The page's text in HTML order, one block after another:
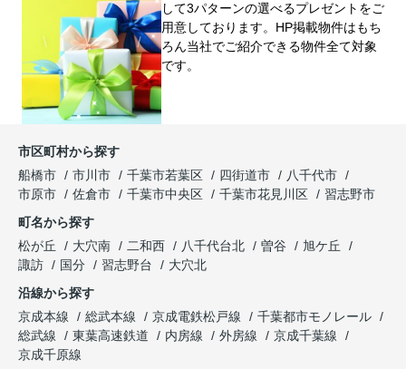
して3パターンの選べるプレゼントをご
用意しております。HP掲載物件はもち
ろん当社でご紹介できる物件全て対象
です。
市区町村から探す
船橋市
市川市 千葉市若葉区 四街道市
八千代市
市原市
佐倉市 千葉市中央区 千葉市花見川区
習志野市
町名から探す
松が丘
大穴南 二和西 八千代台北 曽谷
旭ケ丘
諏訪
国分 習志野台
大穴北
沿線から探す
京成本線
総武本線 京成電鉄松戸線
千葉都市モノレール
総武線
東葉高速鉄道 内房線 外房線
京成千葉線
京成千原線